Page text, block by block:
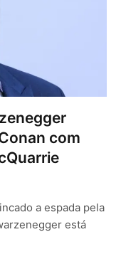
com
a espada pela
está